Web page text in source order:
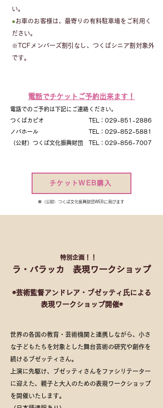
い。
●お車のお客様は、最寄りの有料駐車場をご利用く
ださい。
※TCFメンバーズ割引なし、つくばシニア割対象外
です。
電話でチケットご予約出来ます！
電話でのご予約は下記にご連絡ください。
つくばカピオ TEL：029-851-2886
ノバホール TEL：029-852-5881
（公財）つくば文化振興財団 TEL：029-856-7007
チケットWEB購入
※（公財）つくば文化振興財団WEBに飛びます
特別企画！！
ラ・バラッカ 表現ワークショップ
◉芸術監督アンドレア・ブゼッティ氏による
表現ワークショップ開催◉
世界の各国の教育・芸術機関と連携しながら、小さ
な子どもたちを対象とした舞台芸術の研究や創作を
続けるブゼッティさん。
​上演に先駆け、ブゼッティさんをファシリテーター
に迎えた、親子と大人のための表現ワークショップ
を開催いたします。